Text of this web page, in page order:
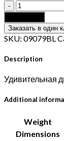
Пара
черных
опалов
дымчатые
0.90
карат
quantity
Заказать в один
SKU: 09079BL
Description
Удивительная
Additional
Weight
Dimensions